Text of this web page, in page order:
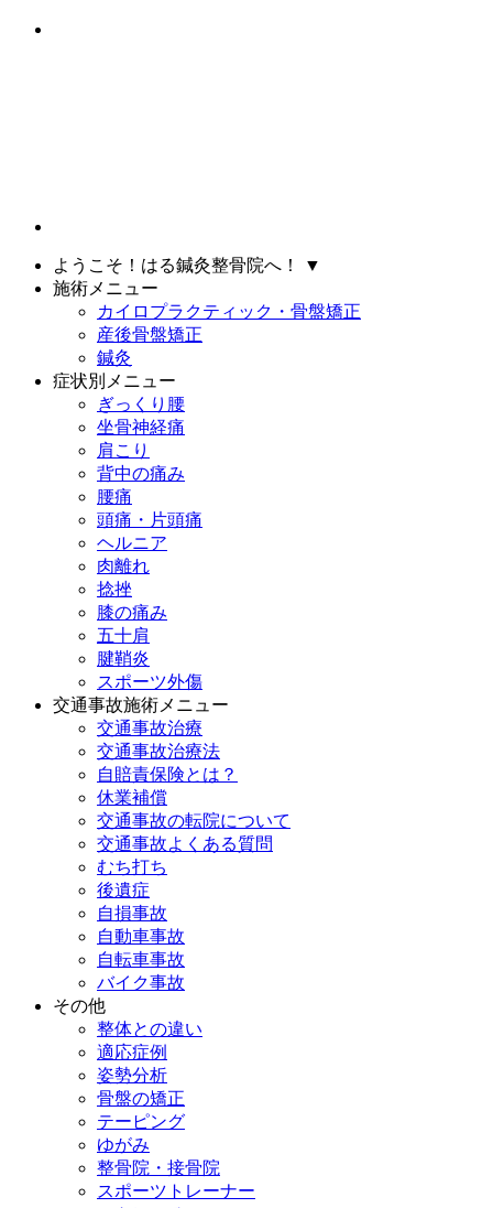
ようこそ！はる鍼灸整骨院へ！
▼
施術メニュー
カイロプラクティック・骨盤矯正
産後骨盤矯正
鍼灸
症状別メニュー
ぎっくり腰
坐骨神経痛
肩こり
背中の痛み
腰痛
頭痛・片頭痛
ヘルニア
肉離れ
捻挫
膝の痛み
五十肩
腱鞘炎
スポーツ外傷
交通事故施術メニュー
交通事故治療
交通事故治療法
自賠責保険とは？
休業補償
交通事故の転院について
交通事故よくある質問
むち打ち
後遺症
自損事故
自動車事故
自転車事故
バイク事故
その他
整体との違い
適応症例
姿勢分析
骨盤の矯正
テーピング
ゆがみ
整骨院・接骨院
スポーツトレーナー